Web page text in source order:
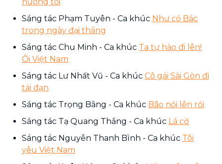
Sáng tác Phạm Tuyên - Ca khúc Như có Bác
trong ngày đại thắng
Sáng tác Chu Minh - Ca khúc Ta tự hào đi lên!
Ôi Việt Nam
Sáng tác Lư Nhất Vũ - Ca khúc Cô gái Sài Gòn đi
tải đạn
Sáng tác Trọng Bằng - Ca khúc Bão nổi lên rồi
Sáng tác Tạ Quang Thắng - Ca khúc Lá cờ
Sáng tác Nguyễn Thanh Bình - Ca khúc Tôi
yêu Việt Nam